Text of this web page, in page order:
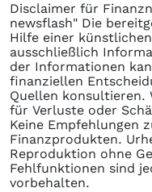
Disclaimer für
newsflash" Die
Hilfe einer
ausschließlich
der Informationen
finanziellen
Quellen konsultieren.
für Verluste oder
Keine Empfehlungen
Finanzprodukten.
Reproduktion ohne
Fehlfunktionen sind
vorbehalten.